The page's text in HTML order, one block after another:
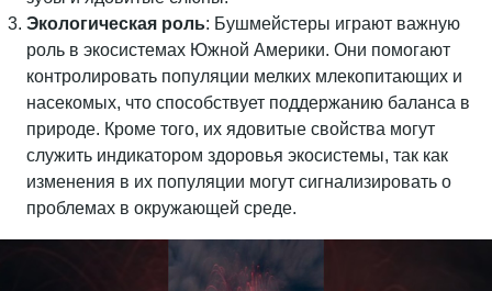
Экологическая роль: Бушмейстеры играют важную
роль в экосистемах Южной Америки. Они помогают
контролировать популяции мелких млекопитающих и
насекомых, что способствует поддержанию баланса в
природе. Кроме того, их ядовитые свойства могут
служить индикатором здоровья экосистемы, так как
изменения в их популяции могут сигнализировать о
проблемах в окружающей среде.